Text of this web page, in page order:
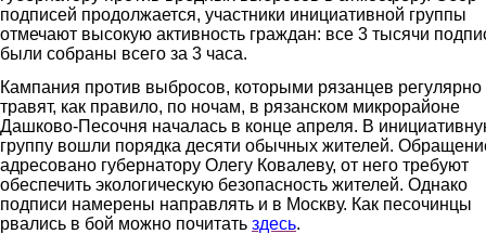
подписей продолжается, участники инициативной группы
отмечают высокую активность граждан: все 3 тысячи
были собраны всего за 3 часа.
Кампания против выбросов, которыми рязанцев регулярно
травят, как правило, по ночам, в рязанском микрорайоне
Дашково-Песочня началась в конце апреля. В
группу вошли порядка десяти обычных жителей.
адресовано губернатору Олегу Ковалеву, от него требуют
обеспечить экологическую безопасность жителей. Однако
подписи намерены направлять и в Москву. Как песочинцы
рвались в бой можно почитать здесь.